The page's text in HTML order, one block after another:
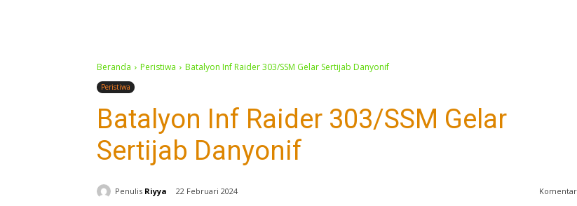
Beranda Peristiwa Batalyon Inf Raider 303/SSM Gelar Sertijab Danyonif
Peristiwa
Batalyon Inf Raider 303/SSM Gelar
Sertijab Danyonif
Penulis Riyya 22 Februari 2024 Komentar